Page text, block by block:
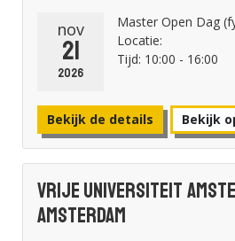
nov
21
2026
Master Open Dag
Locatie:
Tijd: 10:00 - 16:00
Bekijk de details Bekijk
Vrije Universiteit
Amsterdam